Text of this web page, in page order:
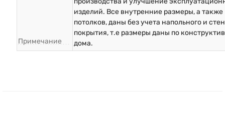
Примечание
изделий. Все внутренние размеры, а также
потолков, даны без учета напольного и
покрытия, т.е размеры даны по
дома.